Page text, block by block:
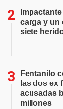
carga y un
siete
Fentanilo
las dos ex
acusadas
millones